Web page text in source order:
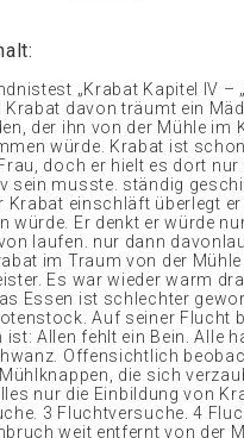
„Krabat Kapitel IV
Krabat davon träumt ein
der ihn von der Mühle
würde. Krabat ist
doch er hielt es dort
sein musste. ständig
Krabat einschläft überlegt
würde. Er denkt er würde
laufen. nur dann
im Traum von der
Es war wieder warm
Essen ist schlechter
Auf seiner Flucht
ist: Allen fehlt ein Bein. Alle
Offensichtlich
die sich
nur die Einbildung von
3 Fluchtversuche. 4
weit entfernt von der